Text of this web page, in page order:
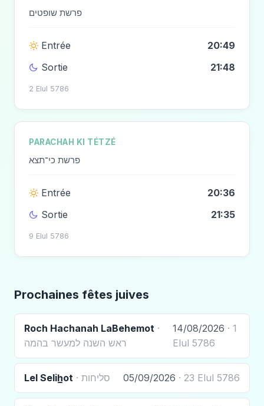
פרשת שופטים
Entrée
20:49
Sortie
21:48
2 Elul 5786
PARACHAH KI TÉTZÉ
פרשת כי־תצא
Entrée
20:36
Sortie
21:35
9 Elul 5786
Prochaines fêtes juives
Roch Hachanah LaBehemot ·
ראש השנה למעשר בהמה
14/08/2026 · 1
Elul 5786
Lel Selih̲ot · סליחות 05/09/2026 · 23 Elul 5786